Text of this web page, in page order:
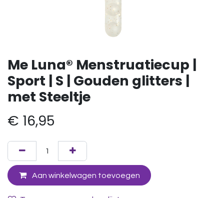
Me Luna® Menstruatiecup |
Sport | S | Gouden glitters |
met Steeltje
€ 16,95
Aan winkelwagen toevoegen